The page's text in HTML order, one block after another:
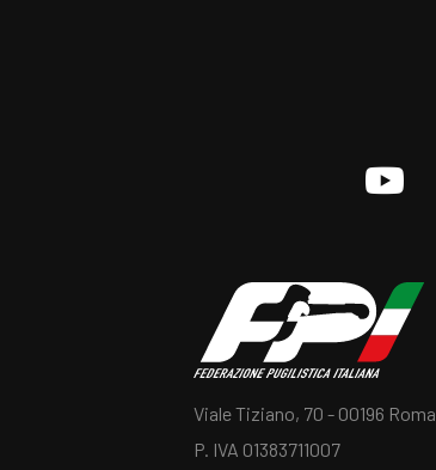
Viale Tiziano, 70 - 00196 Roma
P. IVA 01383711007